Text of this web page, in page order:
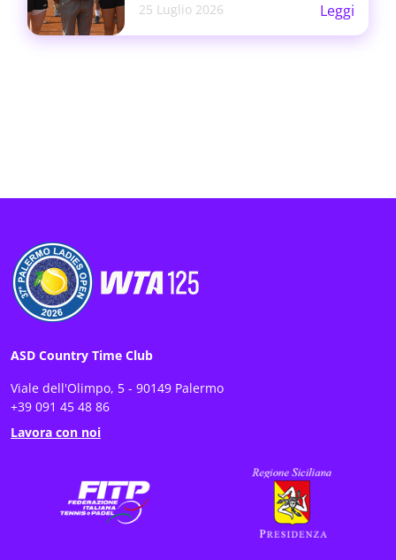
25 Luglio 2026
Leggi
ASD Country Time Club
Viale dell'Olimpo, 5 - 90149 Palermo
+39 091 45 48 86
Lavora con noi